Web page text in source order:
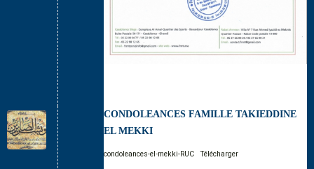
CONDOLEANCES FAMILLE TAKIEDDINE
EL MEKKI
condoleances-el-mekki-RUC Télécharger